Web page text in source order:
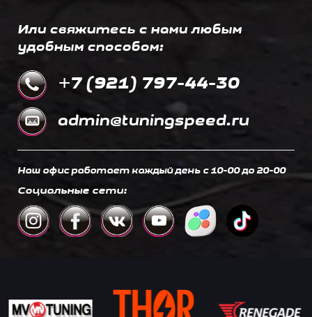
Или свяжитесь с нами любым
удобным способом:
+7 (921) 797-44-30
admin@tuningspeed.ru
Наш офис работает каждый день c 10-00 до 20-00
Социальные сети: